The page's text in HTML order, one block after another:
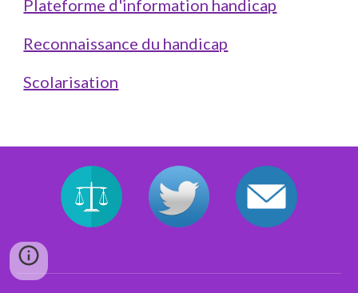
Plateforme d'information handicap
Reconnaissance du handicap
Scolarisation